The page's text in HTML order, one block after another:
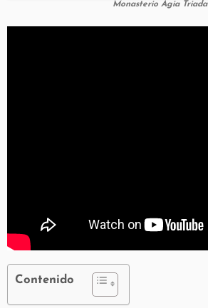
Monasterio Agia Triada
Contenido